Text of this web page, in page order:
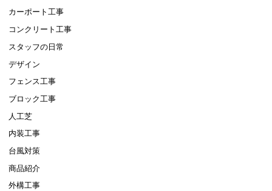
カーポート工事
コンクリート工事
スタッフの日常
デザイン
フェンス工事
ブロック工事
人工芝
内装工事
台風対策
商品紹介
外構工事